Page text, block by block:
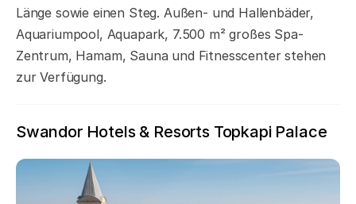
Länge sowie einen Steg. Außen- und Hallenbäder,
Aquariumpool, Aquapark, 7.500 m² großes Spa-
Zentrum, Hamam, Sauna und Fitnesscenter stehen
zur Verfügung.
Swandor Hotels & Resorts Topkapi Palace